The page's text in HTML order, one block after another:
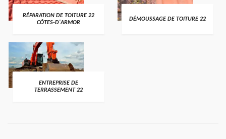
RÉPARATION DE TOITURE 22
CÔTES-D'ARMOR
DÉMOUSSAGE DE TOITURE 22
ENTREPRISE DE
TERRASSEMENT 22